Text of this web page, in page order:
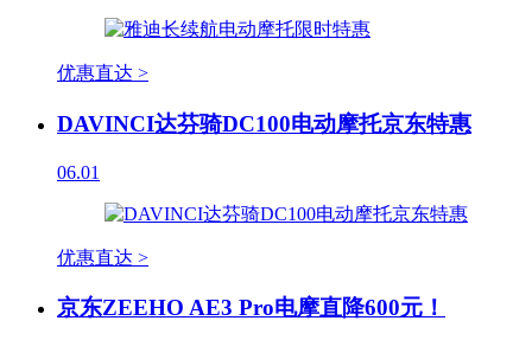
优惠直达 >
DAVINCI达芬骑DC100电动摩托京东特惠
06.01
优惠直达 >
京东ZEEHO AE3 Pro电摩直降600元！